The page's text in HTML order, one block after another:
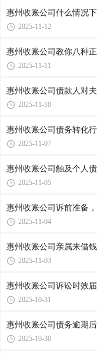
惠州收账公司​什么情况
2025-11-12
惠州收账公司​教你八种
2025-11-11
惠州收账公司​债款人对
2025-11-10
惠州收账公司​债务转化
2025-11-07
惠州收账公司​触及个人
2025-11-05
惠州收账公司​诉前准备
2025-11-04
惠州收账公司​亲属来借
2025-11-03
惠州收账公司​诉讼时效
2025-10-31
惠州收账公司​债务逾期
2025-10-30